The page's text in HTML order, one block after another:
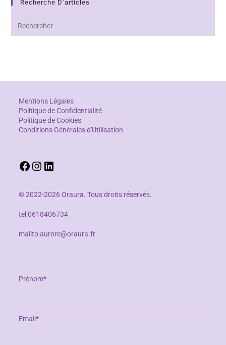
Recherche D’articles
Mentions Légales
Politique de Confidentialité
Politique de Cookies
Conditions Générales d'Utilisation
© 2022-2026 Oraura. Tous droits réservés.
tel:0618406734
mailto:aurore@oraura.fr
Prénom*
Email*